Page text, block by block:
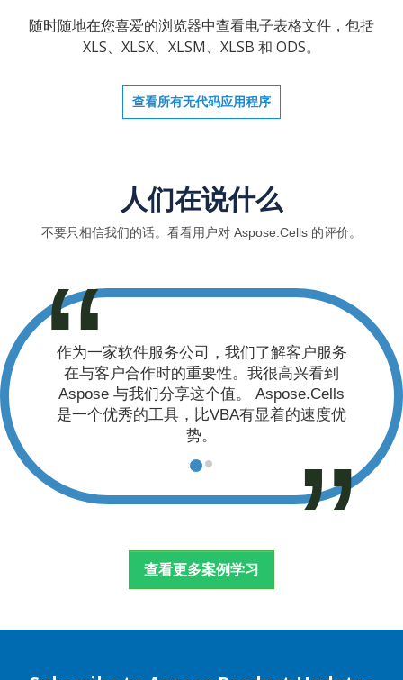
随时随地在您喜爱的浏览器中查看电子表格文件，包括
XLS、XLSX、XLSM、XLSB 和 ODS。
查看所有无代码应用程序
人们在说什么
不要只相信我们的话。看看用户对 Aspose.Cells 的评价。
公司，我们了解客户服务
重要性。我很高兴看到
这个值。 Aspose.Cells
，比VBA有显着的速度优
势。
|美国英特软件公司
Aspose 产品套件和支持是首屈
果没有这个解决方案，我们就无
所做的事情。
丹·帕特森博士 |英国敏锐
查看更多案例学习